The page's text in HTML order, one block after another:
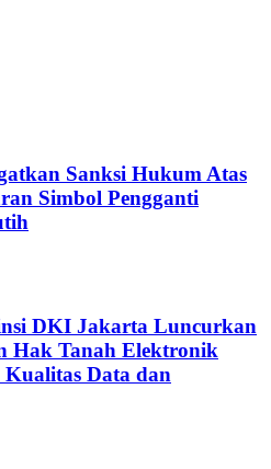
Sanksi Hukum Atas
Simbol Pengganti
DKI Jakarta Luncurkan
Hak Tanah Elektronik
Data dan